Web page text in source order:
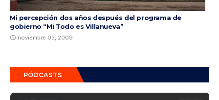
Mi percepción dos años después del programa de
gobierno “Mi Todo es Villanueva”
noviembre 03, 2009
PÓDCASTS